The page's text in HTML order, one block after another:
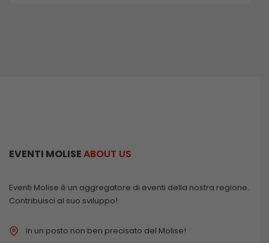
EVENTI MOLISEABOUT US
Eventi Molise è un aggregatore di eventi della nostra regione.
Contribuisci al suo sviluppo!
In un posto non ben precisato del Molise!